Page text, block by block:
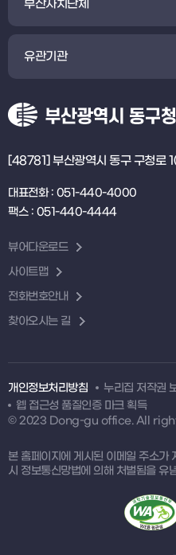
부산자치단체
유관기관
[48781] 부산광역시 동구 구청로
대표전화 : 051-440-4000
팩스 : 051-440-4444
뷰어다운로드
사이트맵
전화번호안내
찾아오시는 길
개인정보처리방침
누리집 저작권
웹 접근성 품질인증 마크 획득
© 2023 Dong-gu office. All
본 홈페이지에 게시된 이메일 주소가
시 정보통신망법에 의해 처벌됨을 유